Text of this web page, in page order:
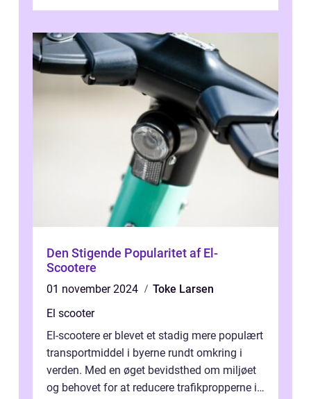
Den Stigende Popularitet af El-
Scootere
01 november 2024
Toke Larsen
El scooter
El-scootere er blevet et stadig mere populært
transportmiddel i byerne rundt omkring i
verden. Med en øget bevidsthed om miljøet
og behovet for at reducere trafikpropperne i